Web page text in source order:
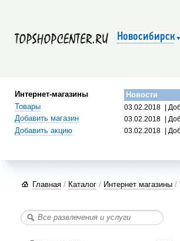
Новосибирск
Интернет-магазины
Товары
Добавить магазин
Добавить акцию
Новости
03.02.2018 |
03.02.2018
|
03.02.2018
|
Главная / Каталог / Интернет магазины /